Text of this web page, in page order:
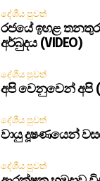
දේශීය පුවත්
රජයේ ඉහළ
අර්බුදය (VIDEO)
දේශීය පුවත්
අපි වෙනුවෙන් අපි
දේශීය පුවත්
වායු දූෂණයෙන්
දේශීය පුවත්